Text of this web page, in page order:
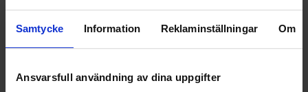
Samtycke Information Reklaminställningar Om
Ansvarsfull användning av dina uppgifter